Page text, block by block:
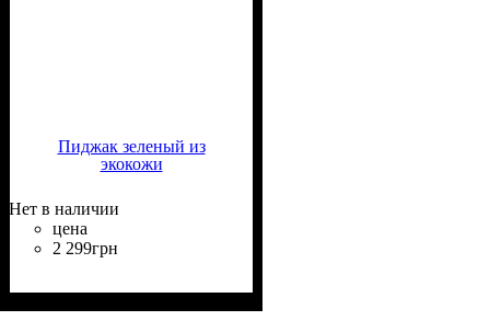
Пиджак зеленый из
экокожи
Нет в наличии
цена
2 299грн